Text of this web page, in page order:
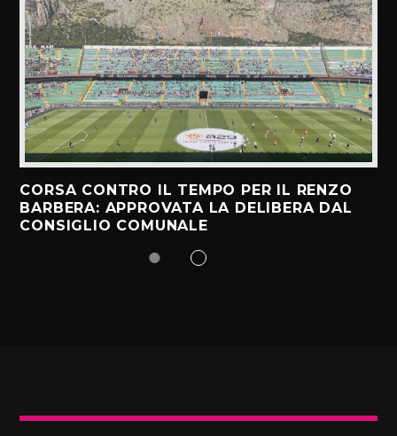
CORSA CONTRO IL TEMPO PER IL RENZO
BARBERA: APPROVATA LA DELIBERA DAL
CONSIGLIO COMUNALE